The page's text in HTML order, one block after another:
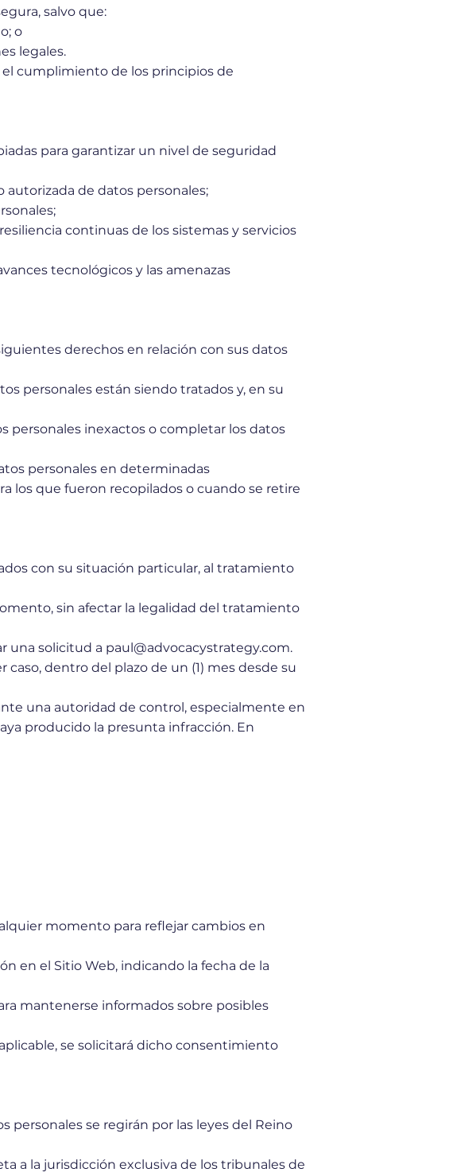
salvo que:
o
legales.
el cumplimiento de los principios de
para garantizar un nivel de seguridad
autorizada de datos personales;
continuas de los sistemas y servicios
tecnológicos y las amenazas
derechos en relación con sus datos
personales están siendo tratados y, en su
personales inexactos o completar los datos
personales en determinadas
los que fueron recopilados o cuando se retire
con su situación particular, al tratamiento
sin afectar la legalidad del tratamiento
una solicitud a paul@advocacystrategy.com.
dentro del plazo de un (1) mes desde su
una autoridad de control, especialmente en
producido la presunta infracción. En
momento para reflejar cambios en
en el Sitio Web, indicando la fecha de la
mantenerse informados sobre posibles
se solicitará dicho consentimiento
personales se regirán por las leyes del Reino
a la jurisdicción exclusiva de los tribunales de